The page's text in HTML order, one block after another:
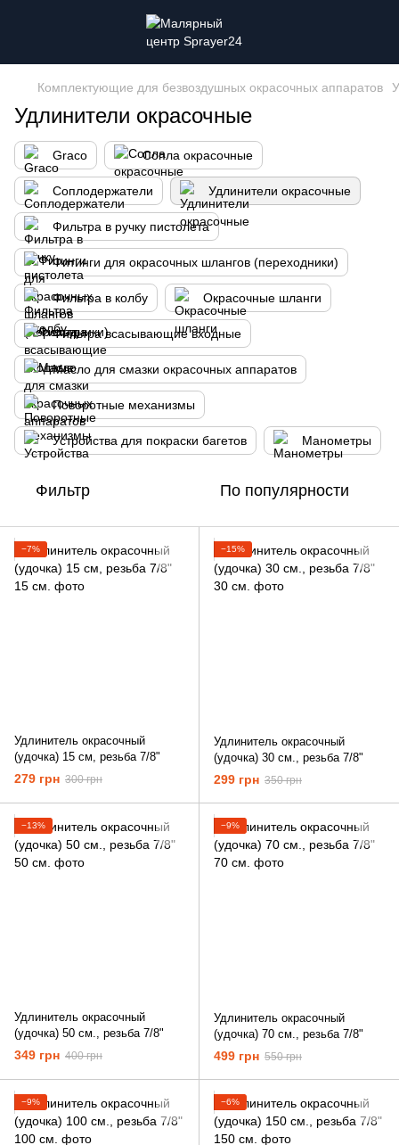
Комплектующие для безвоздушных окрасочных аппаратов
Удлинители окрасочные
Graco Сопла окрасочные
Соплодержатели Удлинители окрасочные
Фильтра в ручку пистолета
Фитинги для окрасочных шлангов (переходники)
Фильтра в колбу Окрасочные шланги
Фильтра всасывающие входные
Масло для смазки окрасочных аппаратов
Поворотные механизмы
Устройства для покраски багетов Манометры
Фильтр По популярности
−7%
Удлинитель окрасочный
(удочка) 15 см, резьба 7/8"
279 грн 300 грн
−15%
Удлинитель окрасочный
(удочка) 30 см., резьба 7/8"
299 грн 350 грн
−13%
Удлинитель окрасочный
(удочка) 50 см., резьба 7/8"
349 грн 400 грн
−9%
Удлинитель окрасочный
(удочка) 70 см., резьба 7/8"
499 грн 550 грн
−9% −6%